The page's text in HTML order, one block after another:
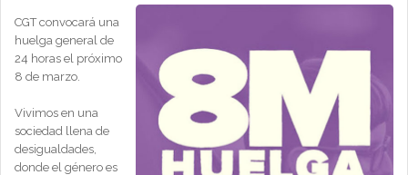
CGT convocará una
huelga general de
24 horas el próximo
8 de marzo.
Vivimos en una
sociedad llena de
desigualdades,
donde el género es